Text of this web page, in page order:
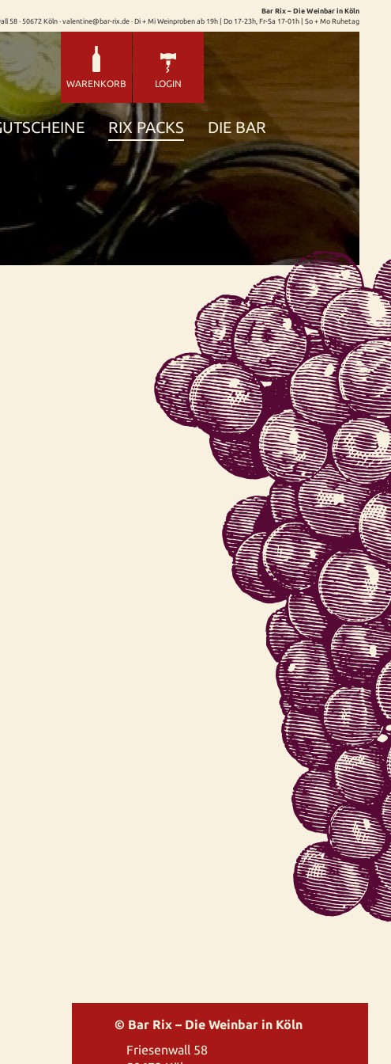
Bar Rix – Die Weinbar in Köln
58 · 50672 Köln · valentine@bar-rix.de · Di + Mi Weinproben ab 19h | Do 17-23h, Fr-Sa 17-01h | So + Mo Ruhetag
WARENKORB LOGIN
RIX PACKS DIE BAR
© Bar Rix – Die Weinbar in Köln
Friesenwall 58